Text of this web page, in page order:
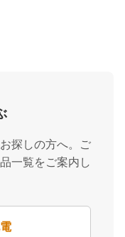
探しの方へ。ご
一覧をご案内し